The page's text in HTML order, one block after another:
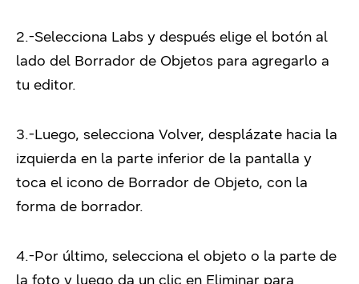
2.-Selecciona Labs y después elige el botón al
lado del Borrador de Objetos para agregarlo a
tu editor.
3.-Luego, selecciona Volver, desplázate hacia la
izquierda en la parte inferior de la pantalla y
toca el icono de Borrador de Objeto, con la
forma de borrador.
4.-Por último, selecciona el objeto o la parte de
la foto y luego da un clic en Eliminar para